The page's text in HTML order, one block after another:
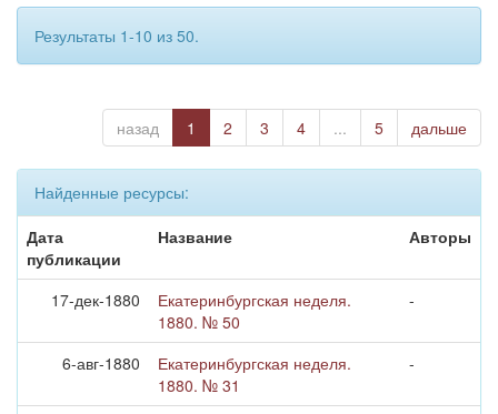
Результаты 1-10 из 50.
назад 1 2 3 4 ... 5 дальше
Найденные ресурсы:
Дата
публикации
Название Авторы
17-дек-1880
Екатеринбургская неделя.
1880. № 50
-
6-авг-1880
Екатеринбургская неделя.
1880. № 31
-